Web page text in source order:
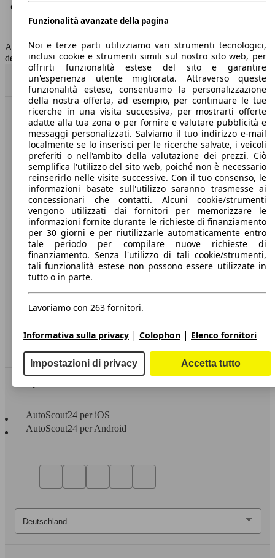
Consumo (combinato)*
Classe di emissione
Euro 5
AutoScout24 non si assume alcuna responsabilità per la correttezza
dei dati.
Torna su
Benvenuti su AutoScout24, il mercato auto europeo.
Società
A proposito di AutoScout24
Stampa
Media
Condizioni generali
Informazioni
Dichiarazione di Accessibilità
Servizi
Area rivenditori
AutoScout24 per iOS
AutoScout24 per Android
Funzionalità avanzate della pagina
Noi e terze parti utilizziamo vari strumenti tecnologici,
inclusi cookie e strumenti simili sul nostro sito web, per
offrirti funzionalità estese del sito e garantire
un'esperienza utente migliorata. Attraverso queste
funzionalità estese, consentiamo la personalizzazione
della nostra offerta, ad esempio, per continuare le tue
ricerche in una visita successiva, per mostrarti offerte
adatte alla tua zona o per fornire e valutare pubblicità e
messaggi personalizzati. Salviamo il tuo indirizzo e-mail
localmente se lo inserisci per le ricerche salvate, i veicoli
preferiti o nell'ambito della valutazione dei prezzi. Ciò
semplifica l'utilizzo del sito web, poiché non è necessario
reinserirlo nelle visite successive. Con il tuo consenso, le
informazioni basate sull'utilizzo saranno trasmesse ai
concessionari che contatti. Alcuni cookie/strumenti
vengono utilizzati dai fornitori per memorizzare le
informazioni fornite durante le richieste di finanziamento
per 30 giorni e per riutilizzarle automaticamente entro
tale periodo per compilare nuove richieste di
finanziamento. Senza l'utilizzo di tali cookie/strumenti,
tali funzionalità estese non possono essere utilizzate in
tutto o in parte.
Lavoriamo con 263 fornitori.
Informativa sulla privacy | Colophon | Elenco fornitori
Impostazioni di privacy Accetta tutto